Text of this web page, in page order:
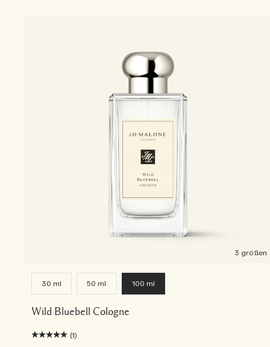
3 größen
30 ml 50 ml 100 ml
Wild Bluebell Cologne
(1)